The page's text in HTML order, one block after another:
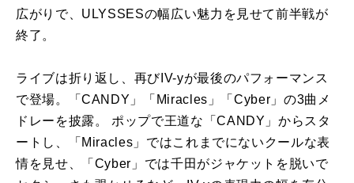
広がりで、ULYSSESの幅広い魅力を見せて前半戦が
終了。
ライブは折り返し、再びIV-yが最後のパフォーマンス
で登場。「CANDY」「Miracles」「Cyber」の3曲メ
ドレーを披露。 ポップで王道な「CANDY」からスタ
ートし、「Miracles」ではこれまでにないクールな表
情を見せ、「Cyber」では千田がジャケットを脱いで